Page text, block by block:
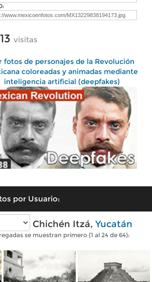
visitas
fotos de personajes de la Revolución
coloreadas y animadas mediante
inteligencia artificial (deepfakes)
por Usuario:
de Chichén Itzá, Yucatán
se muestran primero (1 al 24 de 64):